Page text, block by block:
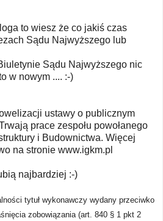
to wiesz że co jakiś czas
Sądu Najwyższego lub
Sądu Najwyższego nic
w nowym .... :-)
ustawy o publicznym
prace zespołu powołanego
i Budownictwa. Więcej
na stronie www.igkm.pl
najbardziej :-)
tytuł wykonawczy wydany przeciwko
zobowiązania (art. 840 § 1 pkt 2